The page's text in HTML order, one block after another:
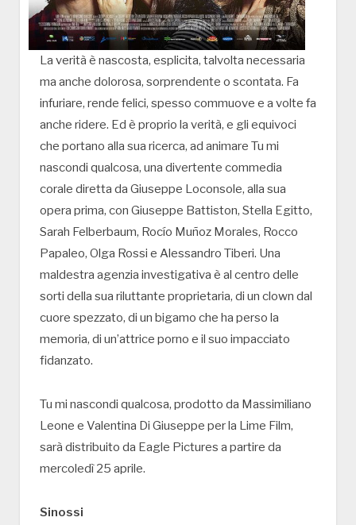
La verità è nascosta, esplicita, talvolta necessaria
ma anche dolorosa, sorprendente o scontata. Fa
infuriare, rende felici, spesso commuove e a volte fa
anche ridere. Ed è proprio la verità, e gli equivoci
che portano alla sua ricerca, ad animare Tu mi
nascondi qualcosa, una divertente commedia
corale diretta da Giuseppe Loconsole, alla sua
opera prima, con Giuseppe Battiston, Stella Egitto,
Sarah Felberbaum, Rocío Muñoz Morales, Rocco
Papaleo, Olga Rossi e Alessandro Tiberi. Una
maldestra agenzia investigativa è al centro delle
sorti della sua riluttante proprietaria, di un clown dal
cuore spezzato, di un bigamo che ha perso la
memoria, di un’attrice porno e il suo impacciato
fidanzato.
Tu mi nascondi qualcosa, prodotto da Massimiliano
Leone e Valentina Di Giuseppe per la Lime Film,
sarà distribuito da Eagle Pictures a partire da
mercoledì 25 aprile.
Sinossi